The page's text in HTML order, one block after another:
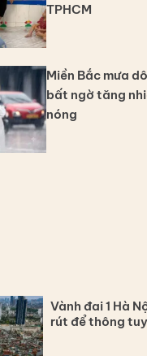
TPHCM
Miền Bắc mưa
bất ngờ tăng
nóng
Vành đai 1 Hà
rút để thông